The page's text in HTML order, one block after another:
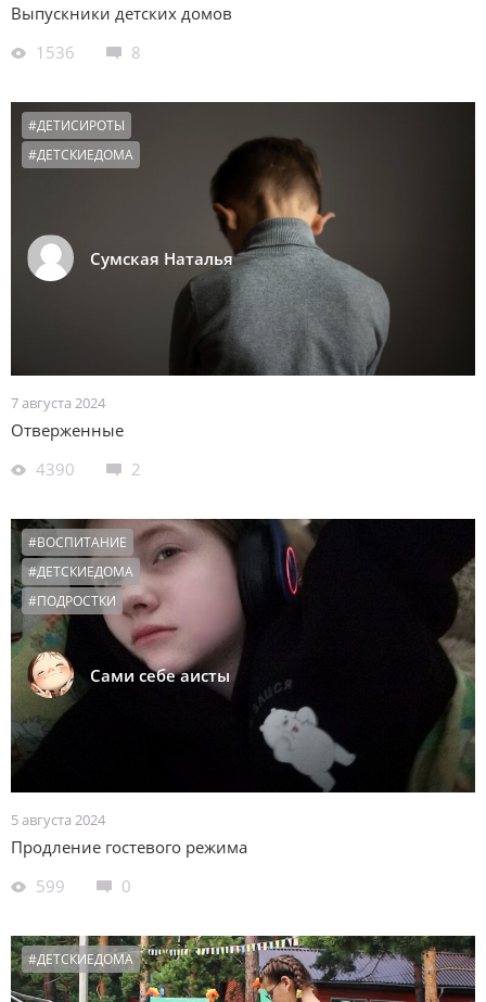
Выпускники детских домов
1536
8
Сумская Наталья
#ДЕТИСИРОТЫ
#ДЕТСКИЕДОМА
7 августа 2024
Отверженные
4390
2
Сами себе аисты
#ВОСПИТАНИЕ
#ДЕТСКИЕДОМА
#ПОДРОСТКИ
5 августа 2024
Продление гостевого режима
599
0
#ДЕТСКИЕДОМА